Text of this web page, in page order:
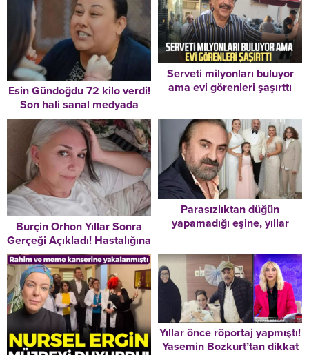
Esin Gündoğdu 72 kilo verdi!
Son hali sanal medyada
gündem oldu
Serveti milyonları buluyor
ama evi görenleri şaşırttı
Burçin Orhon Yıllar Sonra
Gerçeği Açıkladı! Hastalığına
Yanlış Teşhis Konulmuş! “Bu
İddialar Beni ‘Alzheimer’
Teşhisi Kadar Üzmedi”
Parasızlıktan düğün
yapamadığı eşine, yıllar
Son paylaşımı 22 saat önce!
Bu dünyadan bir Volkan
Konak geçti…
Yıllar önce röportaj yapmıştı!
Yasemin Bozkurt’tan dikkat